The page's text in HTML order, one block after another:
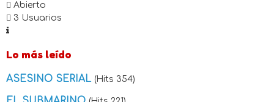
Abierto
3 Usuarios
Lo más leído
ASESINO SERIAL (Hits 354)